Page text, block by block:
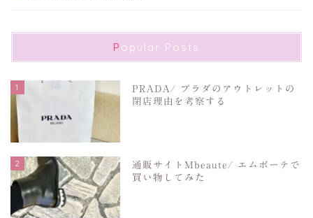
Popular Posts
1
PRADA/ プラダのアウトレットの
閉店理由を考察する
2
通販サイトMbeaute/ エムボーテで
買い物してみた